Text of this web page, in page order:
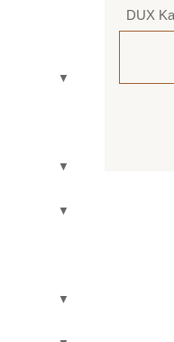
▼
▼
▼
▼
DUX